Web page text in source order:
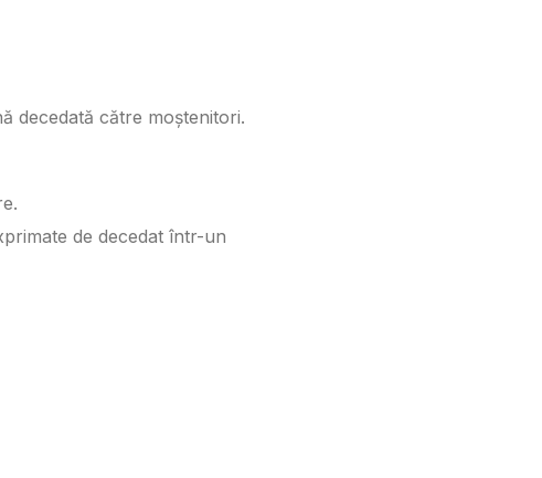
decedată către moștenitori.
de decedat într-un